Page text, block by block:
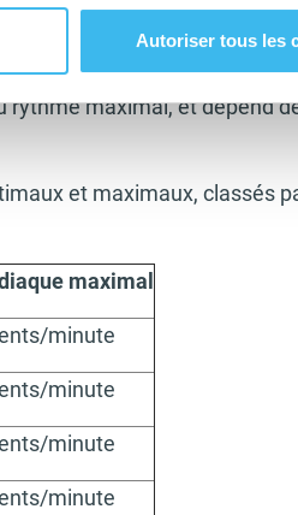
Autoriser tous les
votre âge de 220 – par
d’environ 220 – 45 =
physiques – la zone
rythme maximal, et dépend
et maximaux, classés
maximal
minute
minute
minute
minute